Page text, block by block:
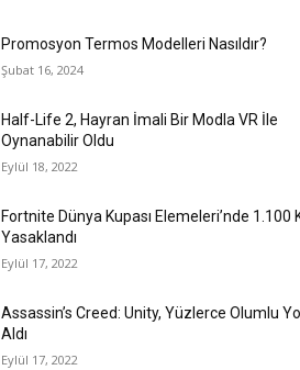
Promosyon Termos Modelleri Nasıldır?
Şubat 16, 2024
Half-Life 2, Hayran İmali Bir Modla VR İle
Oynanabilir Oldu
Eylül 18, 2022
Fortnite Dünya Kupası Elemeleri’nde 1.100
Yasaklandı
Eylül 17, 2022
Assassin’s Creed: Unity, Yüzlerce Olumlu
Aldı
Eylül 17, 2022